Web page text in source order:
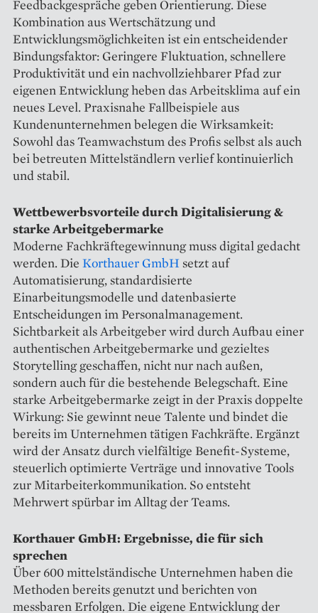
Feedbackgespräche geben Orientierung. Diese
Kombination aus Wertschätzung und
Entwicklungsmöglichkeiten ist ein entscheidender
Bindungsfaktor: Geringere Fluktuation, schnellere
Produktivität und ein nachvollziehbarer Pfad zur
eigenen Entwicklung heben das Arbeitsklima auf ein
neues Level. Praxisnahe Fallbeispiele aus
Kundenunternehmen belegen die Wirksamkeit:
Sowohl das Teamwachstum des Profis selbst als auch
bei betreuten Mittelständlern verlief kontinuierlich
und stabil.
Wettbewerbsvorteile durch Digitalisierung &
starke Arbeitgebermarke
Moderne Fachkräftegewinnung muss digital gedacht
werden. Die Korthauer GmbH setzt auf
Automatisierung, standardisierte
Einarbeitungsmodelle und datenbasierte
Entscheidungen im Personalmanagement.
Sichtbarkeit als Arbeitgeber wird durch Aufbau einer
authentischen Arbeitgebermarke und gezieltes
Storytelling geschaffen, nicht nur nach außen,
sondern auch für die bestehende Belegschaft. Eine
starke Arbeitgebermarke zeigt in der Praxis doppelte
Wirkung: Sie gewinnt neue Talente und bindet die
bereits im Unternehmen tätigen Fachkräfte. Ergänzt
wird der Ansatz durch vielfältige Benefit-Systeme,
steuerlich optimierte Verträge und innovative Tools
zur Mitarbeiterkommunikation. So entsteht
Mehrwert spürbar im Alltag der Teams.
Korthauer GmbH: Ergebnisse, die für sich
sprechen
Über 600 mittelständische Unternehmen haben die
Methoden bereits genutzt und berichten von
messbaren Erfolgen. Die eigene Entwicklung der